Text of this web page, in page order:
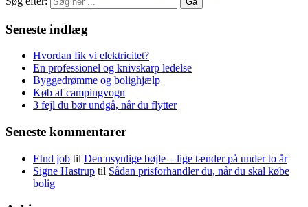
Seneste indlæg
Hvordan fik vi elektricitet?
En professionel og knivskarp ledelse
Byggedrømme og bolighjælp
Køb af campingvogn
3 fejl du bør undgå, når du flytter
Seneste kommentarer
FInd job til Den usynlige bøjle – lige tænder på under to år
Signe Hastrup til Sådan prisforhandler du, når du skal købe
bolig